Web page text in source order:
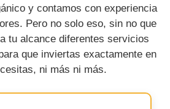
y contamos con experiencia
Pero no solo eso, sin no que
tu alcance diferentes servicios
que inviertas exactamente en
ni más ni más.